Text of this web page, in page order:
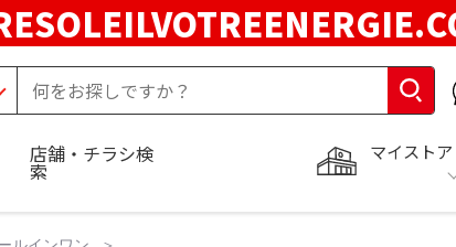
マイストア
店舗・チラシ検
索